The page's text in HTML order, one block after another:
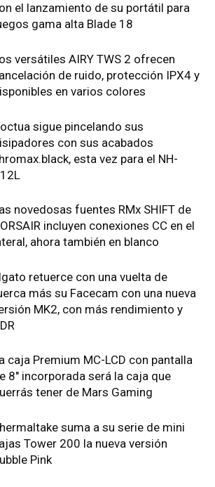
el lanzamiento de su portátil para
gama alta Blade 18
versátiles AIRY TWS 2 ofrecen
de ruido, protección IPX4 y
en varios colores
sigue pincelando sus
con sus acabados
esta vez para el NH-
novedosas fuentes RMx SHIFT de
incluyen conexiones CC en el
ahora también en blanco
retuerce con una vuelta de
más su Facecam con una nueva
MK2, con más rendimiento y
caja Premium MC-LCD con pantalla
8″ incorporada será la caja que
tener de Mars Gaming
suma a su serie de mini
Tower 200 la nueva versión
Pink